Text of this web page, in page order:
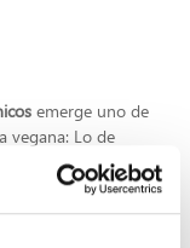
emerge uno de
vegana: Lo de